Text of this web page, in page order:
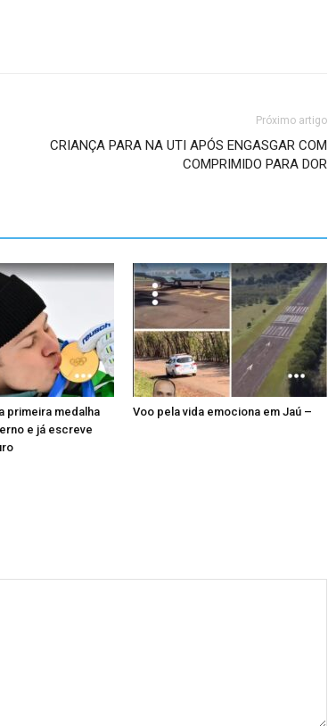
Próximo artigo
CRIANÇA PARA NA UTI APÓS ENGASGAR COM
COMPRIMIDO PARA DOR
primeira medalha
e já escreve
Voo pela vida emociona em Jaú –